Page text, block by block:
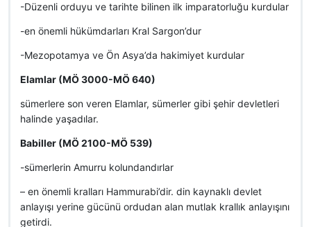
-Düzenli orduyu ve tarihte bilinen ilk imparatorluğu kurdular
-en önemli hükümdarları Kral Sargon’dur
-Mezopotamya ve Ön Asya’da hakimiyet kurdular
Elamlar (MÖ 3000-MÖ 640)
sümerlere son veren Elamlar, sümerler gibi şehir devletleri
halinde yaşadılar.
Babiller (MÖ 2100-MÖ 539)
-sümerlerin Amurru kolundandırlar
– en önemli kralları Hammurabi’dir. din kaynaklı devlet
anlayışı yerine gücünü ordudan alan mutlak krallık anlayışını
getirdi.